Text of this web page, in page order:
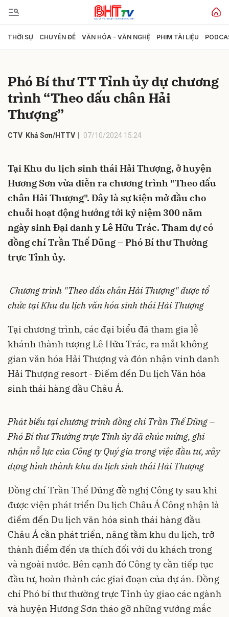
THỜI SỰ CHUYÊN ĐỀ VĂN HÓA - VĂN NGHỆ PHIM TÀI LIỆU
Phó Bí thư TT Tỉnh ủy dự chương
trình “Theo dấu chân Hải
Thượng”
CTV Khả Sơn/HTTV 07/10/2024 15:24
Tại Khu du lịch sinh thái Hải Thượng, ở huyện
Hương Sơn vừa diễn ra chương trình "Theo dấu
chân Hải Thượng". Đây là sự kiện mở đầu cho
chuỗi hoạt động hướng tới kỷ niệm 300 năm
ngày sinh Đại danh y Lê Hữu Trác. Tham dự có
đồng chí Trần Thế Dũng – Phó Bí thư Thường
trực Tỉnh ủy.
Chương trình "Theo dấu chân Hải Thượng" được tổ
chức tại Khu du lịch văn hóa sinh thái Hải Thượng
Tại chương trình, các đại biểu đã tham gia lễ
khánh thành tượng Lê Hữu Trác, ra mắt không
gian văn hóa Hải Thượng và đón nhận vinh danh
Hải Thượng resort - Điểm đến Du lịch Văn hóa
sinh thái hàng đầu Châu Á.
Phát biểu tại chương trình đồng chí Trần Thế Dũng –
Phó Bí thư Thường trực Tỉnh ủy đã chúc mừng, ghi
nhận nỗ lực của Công ty Quý gia trong việc đầu tư, xây
dựng hình thành khu du lịch sinh thái Hải Thượng
Đồng chí Trần Thế Dũng đề nghị Công ty sau khi
được viện phát triển Du lịch Châu Á Công nhận là
điểm đến Du lịch văn hóa sinh thái hàng đầu
Châu Á cần phát triển, nâng tầm khu du lịch, trở
thành điểm đến ưa thích đối với du khách trong
và ngoài nước. Bên cạnh đó Công ty cần tiếp tục
đầu tư, hoàn thành các giai đoạn của dự án. Đồng
chí Phó bí thư thường trực Tỉnh ủy giao các ngành
và huyện Hương Sơn tháo gỡ những vướng mắc
Gửi bình luận